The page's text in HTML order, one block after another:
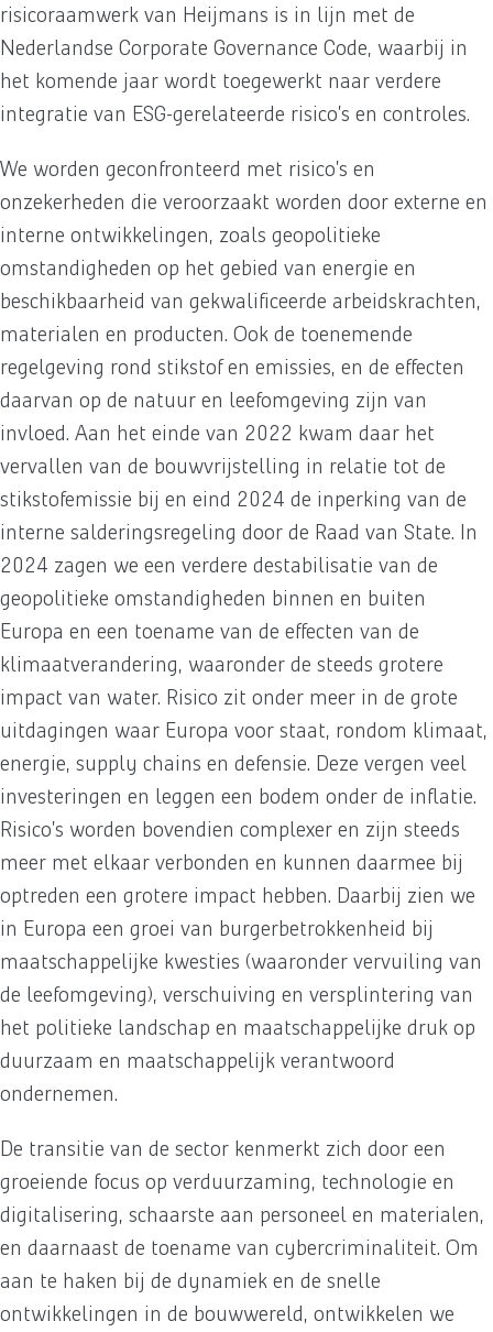
risicoraamwerk van Heijmans is in lijn met de
Nederlandse Corporate Governance Code, waarbij in
het komende jaar wordt toegewerkt naar verdere
integratie van ESG-gerelateerde risico’s en controles.
We worden geconfronteerd met risico’s en
onzekerheden die veroorzaakt worden door externe en
interne ontwikkelingen, zoals geopolitieke
omstandigheden op het gebied van energie en
beschikbaarheid van gekwalificeerde arbeidskrachten,
materialen en producten. Ook de toenemende
regelgeving rond stikstof en emissies, en de effecten
daarvan op de natuur en leefomgeving zijn van
invloed. Aan het einde van 2022 kwam daar het
vervallen van de bouwvrijstelling in relatie tot de
stikstofemissie bij en eind 2024 de inperking van de
interne salderingsregeling door de Raad van State. In
2024 zagen we een verdere destabilisatie van de
geopolitieke omstandigheden binnen en buiten
Europa en een toename van de effecten van de
klimaatverandering, waaronder de steeds grotere
impact van water. Risico zit onder meer in de grote
uitdagingen waar Europa voor staat, rondom klimaat,
energie, supply chains en defensie. Deze vergen veel
investeringen en leggen een bodem onder de inflatie.
Risico’s worden bovendien complexer en zijn steeds
meer met elkaar verbonden en kunnen daarmee bij
optreden een grotere impact hebben. Daarbij zien we
in Europa een groei van burgerbetrokkenheid bij
maatschappelijke kwesties (waaronder vervuiling van
de leefomgeving), verschuiving en versplintering van
het politieke landschap en maatschappelijke druk op
duurzaam en maatschappelijk verantwoord
ondernemen.
De transitie van de sector kenmerkt zich door een
groeiende focus op verduurzaming, technologie en
digitalisering, schaarste aan personeel en materialen,
en daarnaast de toename van cybercriminaliteit. Om
aan te haken bij de dynamiek en de snelle
ontwikkelingen in de bouwwereld, ontwikkelen we